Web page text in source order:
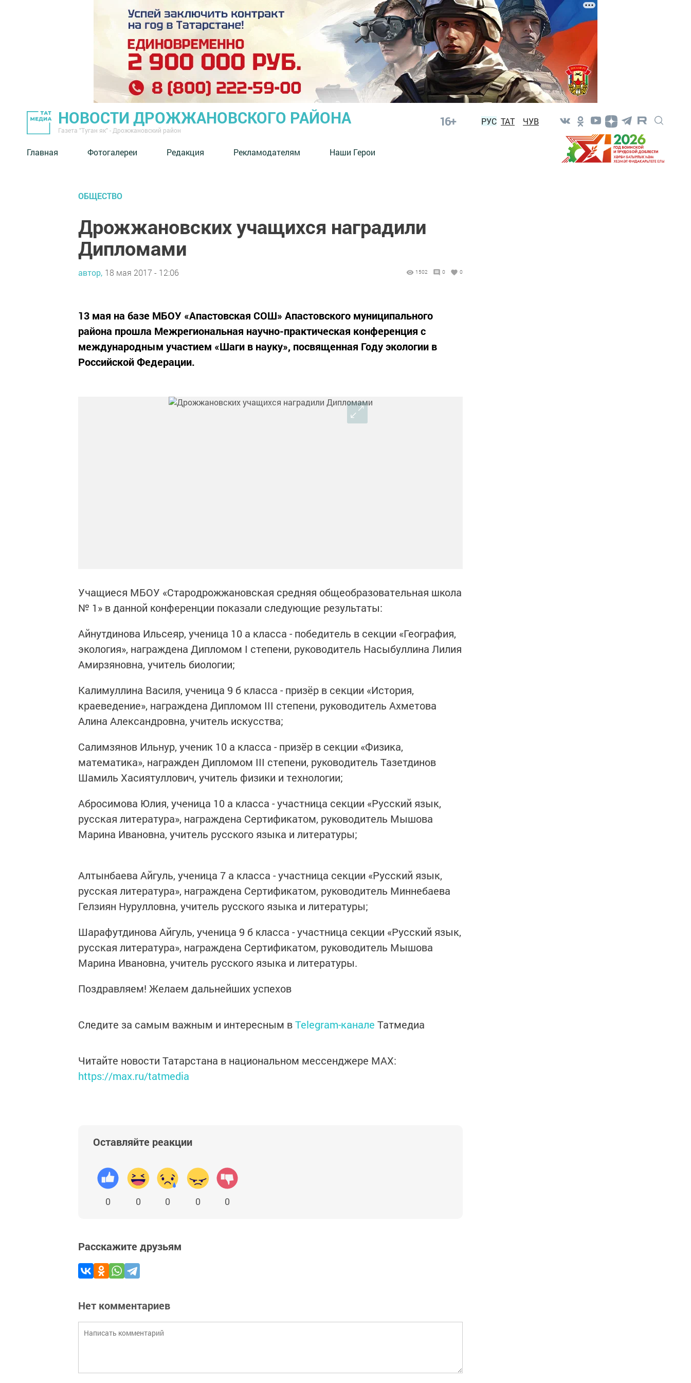
НОВОСТИ ДРОЖЖАНОВСКОГО РАЙОНА
Газета "Туган як" - Дрожжановский район
16+ РУС ТАТ ЧУВ
Главная Фотогалереи Редакция Рекламодателям Наши Герои
ОБЩЕСТВО
Дрожжановских учащихся наградили
Дипломами
автор, 18 мая 2017 - 12:06 1502 0 0
13 мая на базе МБОУ «Апастовская СОШ» Апастовского муниципального
района прошла Межрегиональная научно-практическая конференция с
международным участием «Шаги в науку», посвященная Году экологии в
Российской Федерации.
Учащиеся МБОУ «Стародрожжановская средняя общеобразовательная школа
№ 1» в данной конференции показали следующие результаты:
Айнутдинова Ильсеяр, ученица 10 а класса - победитель в секции «География,
экология», награждена Дипломом I степени, руководитель Насыбуллина Лилия
Амирзяновна, учитель биологии;
Калимуллина Василя, ученица 9 б класса - призёр в секции «История,
краеведение», награждена Дипломом III степени, руководитель Ахметова
Алина Александровна, учитель искусства;
Салимзянов Ильнур, ученик 10 а класса - призёр в секции «Физика,
математика», награжден Дипломом III степени, руководитель Тазетдинов
Шамиль Хасиятуллович, учитель физики и технологии;
Абросимова Юлия, ученица 10 а класса - участница секции «Русский язык,
русская литература», награждена Сертификатом, руководитель Мышова
Марина Ивановна, учитель русского языка и литературы;
Алтынбаева Айгуль, ученица 7 а класса - участница секции «Русский язык,
русская литература», награждена Сертификатом, руководитель Миннебаева
Гелзиян Нурулловна, учитель русского языка и литературы;
Шарафутдинова Айгуль, ученица 9 б класса - участница секции «Русский язык,
русская литература», награждена Сертификатом, руководитель Мышова
Марина Ивановна, учитель русского языка и литературы.
Поздравляем! Желаем дальнейших успехов
Следите за самым важным и интересным вTelegram-канале Татмедиа
Читайте новости Татарстана в национальном мессенджере MАХ:
https://max.ru/tatmedia
Оставляйте реакции
0 0 0 0 0
Расскажите друзьям
Нет комментариев